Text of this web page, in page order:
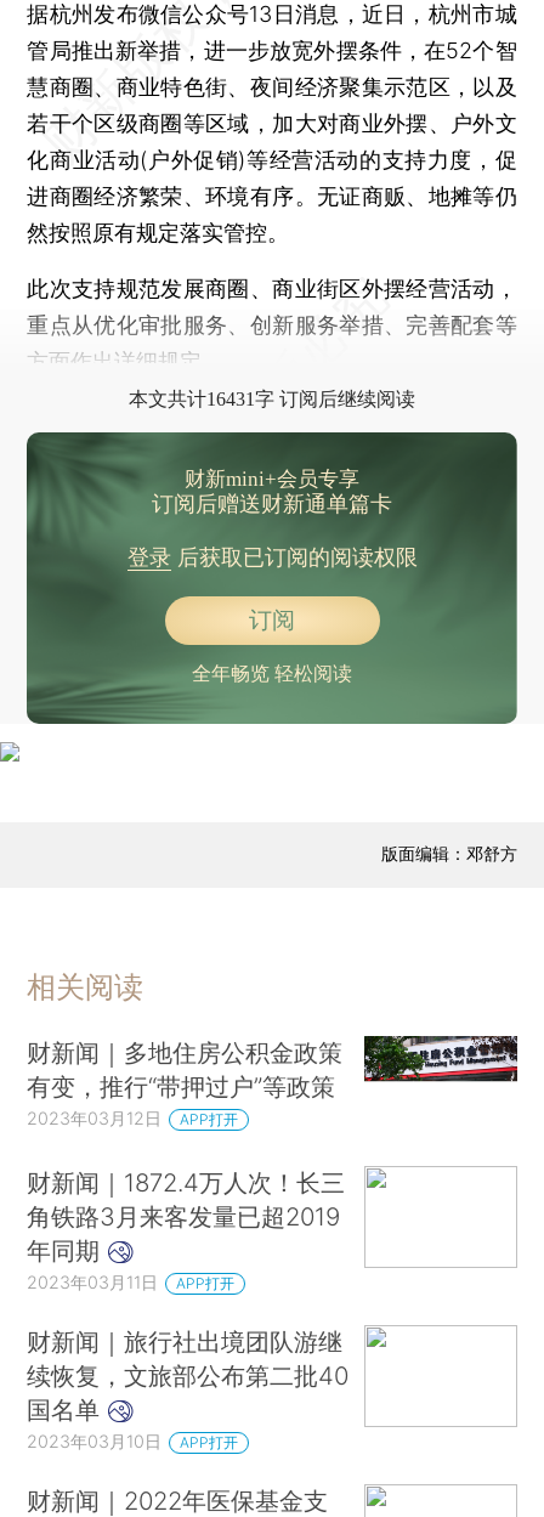
杨紫琼夺第95届奥斯卡影后，《瞬息全宇宙》获最佳影片等7项大奖
中央气象台：北方多风气温骤起伏，南方少雨江南多晴日
一步之遥，U20国足无缘世青赛
时隔三年 国家大剧院恢复国际演出
晨读荐闻（国内、国际、市场消息25条）
银保监会整治不法贷款中介 鼓励银行建立“黑名单”制度
2023年前两月汽车产销同比回落 车企价格战压缩利润空间
2月非农失业率抬升 市场转向押注3月加息25基点
据杭州发布微信公众号13日消息，近日，杭州市城
管局推出新举措，进一步放宽外摆条件，在52个智
慧商圈、商业特色街、夜间经济聚集示范区，以及
若干个区级商圈等区域，加大对商业外摆、户外文
化商业活动(户外促销)等经营活动的支持力度，促
进商圈经济繁荣、环境有序。无证商贩、地摊等仍
然按照原有规定落实管控。
此次支持规范发展商圈、商业街区外摆经营活动，
重点从优化审批服务、创新服务举措、完善配套等
方面作出详细规定。
本文共计16431字 订阅后继续阅读
财新mini+会员专享
订阅后赠送财新通单篇卡
登录后获取已订阅的阅读权限
订阅
全年畅览 轻松阅读
版面编辑：邓舒方
相关阅读
财新闻｜多地住房公积金政策
有变，推行“带押过户”等政策
2023年03月12日 APP打开
财新闻｜1872.4万人次！长三
角铁路3月来客发量已超2019
年同期
2023年03月11日 APP打开
财新闻｜旅行社出境团队游继
续恢复，文旅部公布第二批40
国名单
2023年03月10日 APP打开
财新闻｜2022年医保基金支